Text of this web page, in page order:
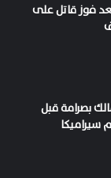
فوز قاتل على
بصرامة قبل